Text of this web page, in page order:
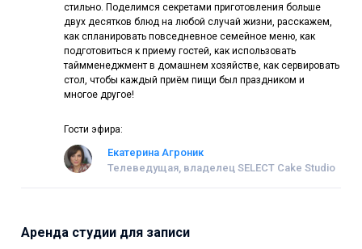
стильно. Поделимся секретами приготовления больше
двух десятков блюд на любой случай жизни, расскажем,
как спланировать повседневное семейное меню, как
подготовиться к приему гостей, как использовать
таймменеджмент в домашнем хозяйстве, как сервировать
стол, чтобы каждый приём пищи был праздником и
многое другое!
Гости эфира:
Екатерина Агроник
Телеведущая, владелец SELECT Cake Studio
Аренда студии для записи